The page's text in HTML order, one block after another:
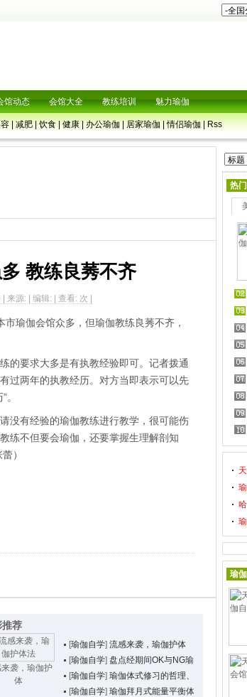
|减肥|饮食|健康|办公瑜伽|居家瑜伽|情侣瑜伽|Rss
馆动态 会馆大全 教练培训 魅力瑜伽
教练良莠不齐
来源: | 编辑: | 查看: 次 |
瑜伽会馆众多，但瑜伽教练良莠不齐，
要求大多是有执教经验即可。记者拨通
过两年的执教经历。对方当即表示可以先
。
有经验的瑜伽教练进行教学，很可能伤
练不但要会瑜伽，还要掌握生理解剖知
）
推荐
袭，瑜伽护
体
[瑜伽自学] 流感来袭，瑜伽护体
[瑜伽自学] 盘点经期间OK与NG瑜伽动作(图文)
[瑜伽自学] 瑜伽体式修习的哲理、医理、原理
[瑜伽自学] 瑜伽拜月式能量平衡体式(图文)
热
瑜